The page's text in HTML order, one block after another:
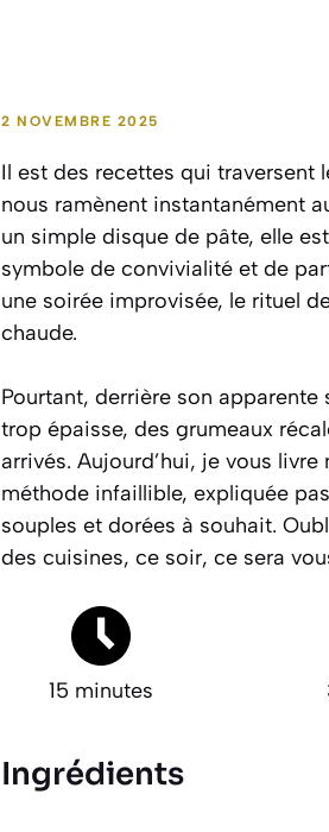
2 NOVEMBRE 2025
Il est des recettes qui traversent
nous ramènent instantanément
un simple disque de pâte, elle
symbole de convivialité et de
une soirée improvisée, le rituel
chaude.
Pourtant, derrière son
trop épaisse, des grumeaux
arrivés. Aujourd’hui, je vous
méthode infaillible, expliquée
souples et dorées à souhait.
des cuisines, ce soir, ce sera
15 minutes
Ingrédients